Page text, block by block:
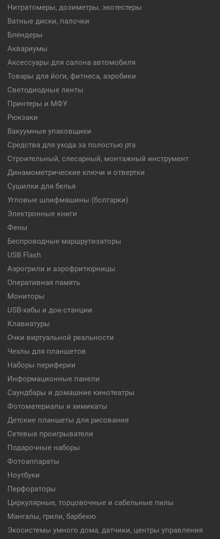
Нитратомеры, дозиметры, экотестеры
Ватные диски, палочки
Блендеры
Аквариумы
Аксессуары для салона автомобиля
Товары для йоги, фитнеса, аэробики
Светодиодные ленты
Принтеры и МФУ
Рюкзаки
Вакуумные упаковщики
Средства для ухода за полостью рта
Строительный, слесарный, монтажный инструмент
Динамометрические ключи и отвертки
Сушилки для белья
Угловые шлифмашины (болгарки)
Электронные книги
Фены
Беспроводные маршрутизаторы
USB Flash
Аэрогрили и аэрофритюрницы
Оперативная память
Мониторы
USB-хабы и док-станции
Клавиатуры
Очки виртуальной реальности
Чехлы для планшетов
Наборы периферии
Информационные панели
Саундбары и домашние кинотеатры
Фотоматериалы и химикаты
Детские планшеты для рисования
Сетевые проигрыватели
Подарочные наборы
Фотоаппараты
Ноутбуки
Перфораторы
Циркулярные, торцовочные и сабельные пилы
Мангалы, грили, барбекю
Экосистемы умного дома, датчики, центры управления